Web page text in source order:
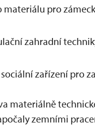
pro
zahradní
zařízení pro
materiálně
zemními